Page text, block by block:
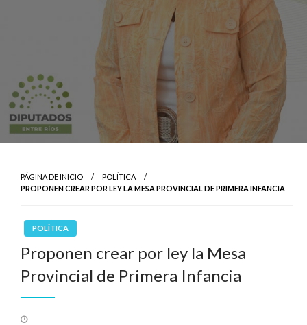
PÁGINA DE INICIO
POLÍTICA
PROPONEN CREAR POR LEY LA MESA PROVINCIAL DE PRIMERA INFANCIA
POLÍTICA
Proponen crear por ley la Mesa
Provincial de Primera Infancia